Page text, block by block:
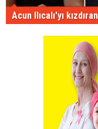
Acun Ilıcalı'yı